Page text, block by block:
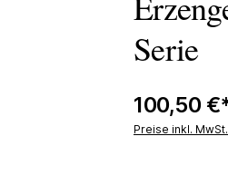
Serie
100,50
Preise inkl.